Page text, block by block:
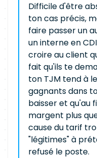
Difficile d'être
ton cas précis,
faire passer un
un interne en
croire au client
fait qu'ils te
ton TJM tend à
gagnants dans
baisser et qu'au
margent plus
cause du tarif
"légitimes" à
refusé le poste.